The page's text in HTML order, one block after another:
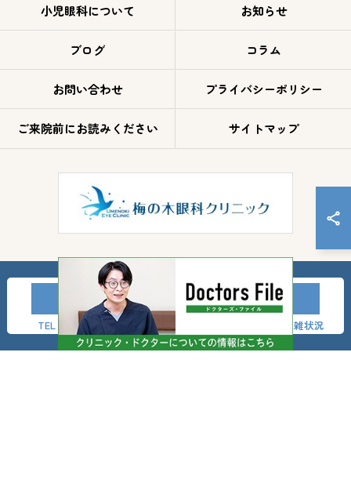
TEL LINE友達登録 混雑状況
小児眼科について お知らせ
ブログ コラム
お問い合わせ プライバシーポリシー
ご来院前にお読みください サイトマップ